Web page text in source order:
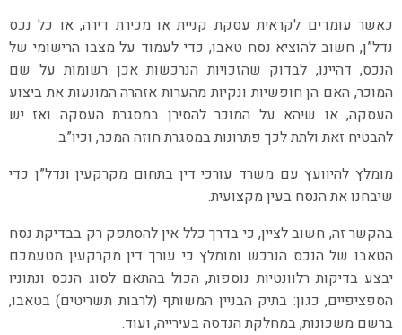
כאשר עומדים לקראית עסקת קניית או מכירת דירה, או כל נכס
נדל”ן, חשוב להוציא נסח טאבו, כדי לעמוד על מצבו הרישומי של
הנכס, דהיינו, לבדוק שהזכויות הנרכשות אכן רשומות על שם
המוכר, האם הן חופשיות ונקיות מהערות אזהרה המונעות את ביצוע
העסקה, או שיהא על המוכר להסירן במסגרת העסקה ואז יש
להבטיח זאת ולתת לכך פתרונות במסגרת חוזה המכר, וכיו”ב.
מומלץ להיוועץ עם משרד עורכי דין בתחום מקרקעין ונדל”ן כדי
שיבחנו את הנסח בעין מקצועית.
בהקשר זה, חשוב לציין, כי בדרך כלל אין להסתפק רק בבדיקת נסח
הטאבו של הנכס הנרכש ומומלץ כי עורך דין מקרקעין מטעמכם
יבצע בדיקות רלוונטיות נוספות, הכול בהתאם לסוג הנכס ונתוניו
הספציפיים, כגון: בתיק הבניין המשותף (לרבות תשריטים) בטאבו,
ברשם משכונות, במחלקת הנדסה בעירייה, ועוד.